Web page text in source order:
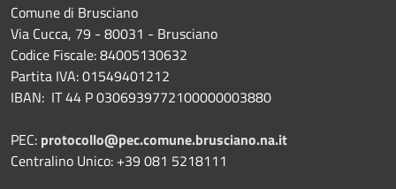
Comune di Brusciano
Via Cucca, 79 - 80031 - Brusciano
Codice Fiscale: 84005130632
Partita IVA: 01549401212
IBAN: IT 44 P 0306939772100000003880
PEC: protocollo@pec.comune.brusciano.na.it
Centralino Unico: +39 081 5218111